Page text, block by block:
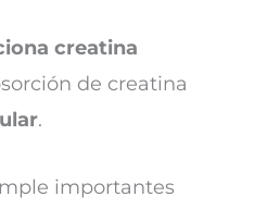
creatina
de creatina
.
importantes